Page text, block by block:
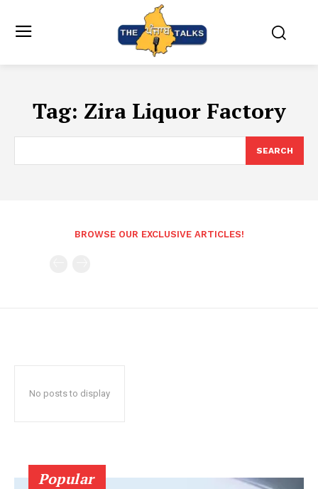
Tag: Zira Liquor Factory
SEARCH
BROWSE OUR EXCLUSIVE ARTICLES!
No posts to display
Popular